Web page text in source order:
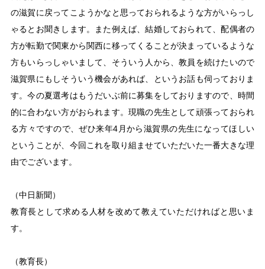
の滋賀に戻ってこようかなと思っておられるような方がいらっし
ゃるとお聞きします。また例えば、結婚しておられて、配偶者の
方が転勤で関東から関西に移ってくることが決まっているような
方もいらっしゃいまして、そういう人から、教員を続けたいので
滋賀県にもしそういう機会があれば、というお話も伺っておりま
す。今の夏選考はもうだいぶ前に募集をしておりますので、時間
的に合わない方がおられます。現職の先生として頑張っておられ
る方々ですので、ぜひ来年4月から滋賀県の先生になってほしい
ということが、今回これを取り組ませていただいた一番大きな理
由でございます。
（中日新聞）
教育長として求める人材を改めて教えていただければと思いま
す。
（教育長）